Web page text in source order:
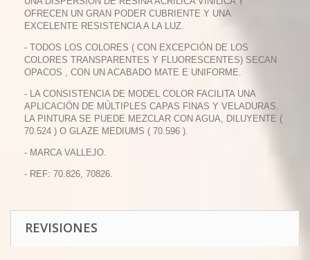
OFRECEN UN GRAN PODER CUBRIENTE Y UNA
EXCELENTE RESISTENCIA A LA LUZ.
- TODOS LOS COLORES ( CON EXCEPCIÓN DE LOS
COLORES TRANSPARENTES Y FLUORESCENTES) SECAN
OPACOS , CON UN ACABADO MATE E UNIFORME.
- LA CONSISTENCIA DE MODEL COLOR FACILITA UNA
APLICACIÓN DE MÚLTIPLES CAPAS FINAS Y VELADURAS.
LA PINTURA SE PUEDE MEZCLAR CON AGUA, DILUYENTE (
70.524 ) O GLAZE MEDIUMS ( 70.596 ).
- MARCA VALLEJO.
- REF: 70.826, 70826.
REVISIONES